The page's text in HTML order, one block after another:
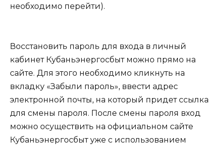
необходимо перейти).
Восстановить пароль для входа в личный
кабинет Кубаньэнергосбыт можно прямо на
сайте. Для этого необходимо кликнуть на
вкладку «Забыли пароль», ввести адрес
электронной почты, на который придет ссылка
для смены пароля. После смены пароля вход
можно осуществить на официальном сайте
Кубаньэнергосбыт уже с использованием